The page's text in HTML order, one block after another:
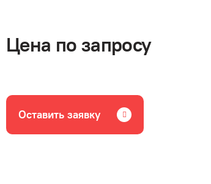
Цена по запросу
Оставить заявку